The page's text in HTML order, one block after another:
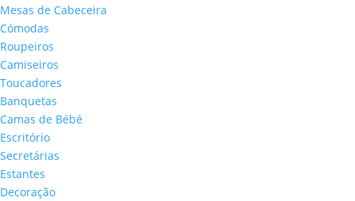
Mesas de Cabeceira
Cómodas
Roupeiros
Camiseiros
Toucadores
Banquetas
Camas de Bébé
Escritório
Secretárias
Estantes
Decoração